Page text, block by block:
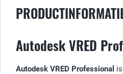
Autodesk VRED
Autodesk VRED Professional